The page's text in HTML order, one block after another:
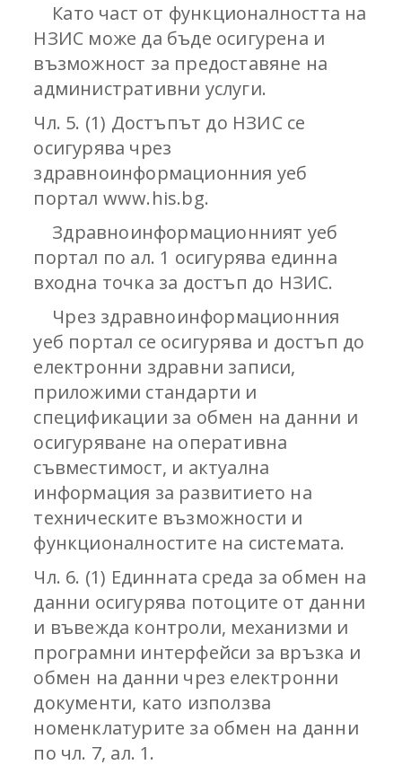
Като част от функционалността на
НЗИС може да бъде осигурена и
възможност за предоставяне на
административни услуги.
Чл. 5. (1) Достъпът до НЗИС се
осигурява чрез
здравноинформационния уеб
портал www.his.bg.
Здравноинформационният уеб
портал по ал. 1 осигурява единна
входна точка за достъп до НЗИС.
Чрез здравноинформационния
уеб портал се осигурява и достъп до
електронни здравни записи,
приложими стандарти и
спецификации за обмен на данни и
осигуряване на оперативна
съвместимост, и актуална
информация за развитието на
техническите възможности и
функционалностите на системата.
Чл. 6. (1) Единната среда за обмен на
данни осигурява потоците от данни
и въвежда контроли, механизми и
програмни интерфейси за връзка и
обмен на данни чрез електронни
документи, като използва
номенклатурите за обмен на данни
по чл. 7, ал. 1.